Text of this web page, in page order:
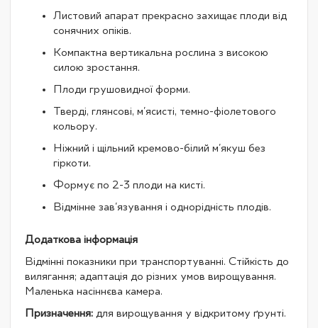
Листовий апарат прекрасно захищає плоди від
сонячних опіків.
Компактна вертикальна рослина з високою
силою зростання.
Плоди грушовидної форми.
Тверді, глянсові, м'ясисті, темно-фіолетового
кольору.
Ніжний і щільний кремово-білий м'якуш без
гіркоти.
Формує по 2-3 плоди на кисті.
Відмінне зав'язування і однорідність плодів.
Додаткова інформація
Відмінні показники при транспортуванні. Стійкість до
вилягання; адаптація до різних умов вирощування.
Маленька насіннєва камера.
Призначення: для вирощування у відкритому ґрунті.